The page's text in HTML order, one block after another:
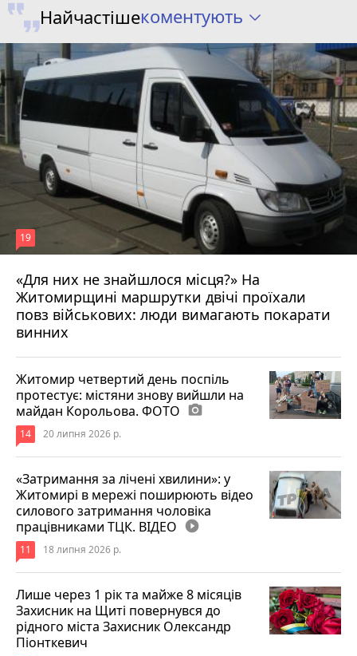
Найчастішекоментують
«Для них не знайшлося місця?» На
Житомирщині маршрутки двічі проїхали
повз військових: люди вимагають покарати
винних
19
17 липня 2026 р.
Житомир четвертий день поспіль
протестує: містяни знову вийшли на
майдан Корольова. ФОТО photo_camera
14 20 липня 2026 р.
«Затримання за лічені хвилини»: у
Житомирі в мережі поширюють відео
силового затримання чоловіка
працівниками ТЦК. ВІДЕО play_circle_filled
11 18 липня 2026 р.
Лише через 1 рік та майже 8 місяців
Захисник на Щиті повернувся до
рідного міста Захисник Олександр
Піонткевич